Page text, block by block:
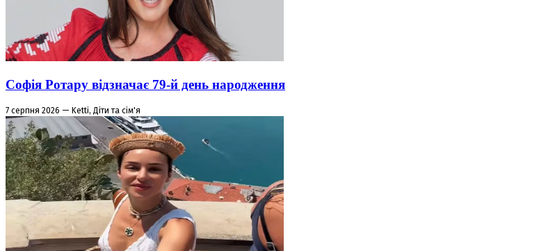
Софія Ротару відзначає 79-й день народження
7 серпня 2026 — Ketti, Діти та сім'я